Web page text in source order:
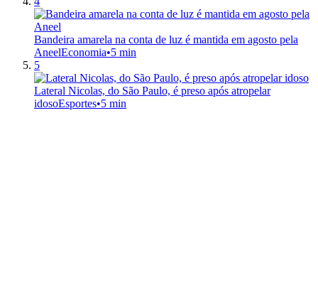
Bandeira amarela na conta de luz é mantida em agosto pela
AneelEconomia•5 min
5
Lateral Nicolas, do São Paulo, é preso após atropelar
idosoEsportes•5 min